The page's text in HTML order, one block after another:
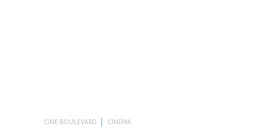
CINE BOULEVARD CINEMA